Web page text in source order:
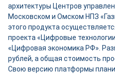
архитектуры Центров
Московском и Омском НПЗ
этого продукта
проекта «Цифровые
«Цифровая экономика РФ».
рублей, а общая стоимость
Свою версию платформы